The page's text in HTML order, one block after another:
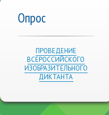
Опрос
ПРОВЕДЕНИЕ
ВСЕРОССИЙСКОГО
ИЗОБРАЗИТЕЛЬНОГО
ДИКТАНТА